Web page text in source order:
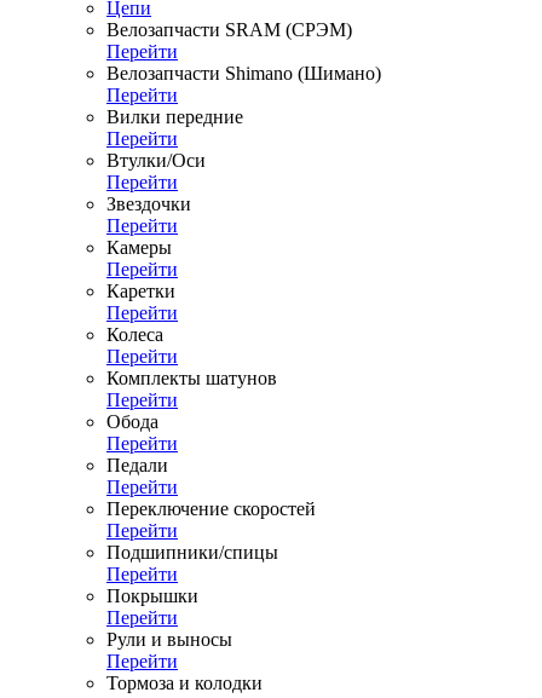
Цепи
Велозапчасти SRAM (СРЭМ)
Перейти
Велозапчасти Shimano (Шимано)
Перейти
Вилки передние
Перейти
Втулки/Оси
Перейти
Звездочки
Перейти
Камеры
Перейти
Каретки
Перейти
Колеса
Перейти
Комплекты шатунов
Перейти
Обода
Перейти
Педали
Перейти
Переключение скоростей
Перейти
Подшипники/спицы
Перейти
Покрышки
Перейти
Рули и выносы
Перейти
Тормоза и колодки